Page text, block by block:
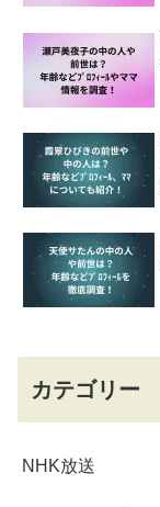
カテゴリー
NHK放送